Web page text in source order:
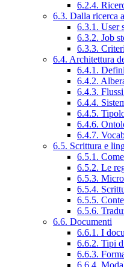
6.2.4.
6.3. Dalla ricerca
6.3.1. User
6.3.2. Job
6.3.3.
6.4. Architettura
6.4.1.
6.4.2.
6.4.3.
6.4.4.
6.4.5.
6.4.6.
6.4.7.
6.5. Scrittura e
6.5.1.
6.5.2. Le
6.5.3.
6.5.4.
6.5.5.
6.5.6.
6.6. Documenti
6.6.1. I
6.6.2. Tipi
6.6.3.
6.6.4.